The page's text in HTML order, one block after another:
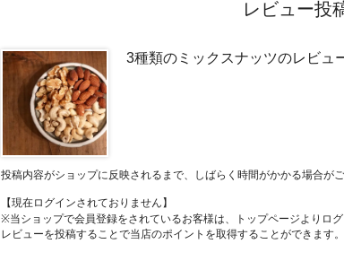
レビュー投
3種類のミックスナッツのレビュ
投稿内容がショップに反映されるまで、しばらく時間がかかる場合がご
【現在ログインされておりません】
※当ショップで会員登録をされているお客様は、トップページよりログ
レビューを投稿することで当店のポイントを取得することができます。